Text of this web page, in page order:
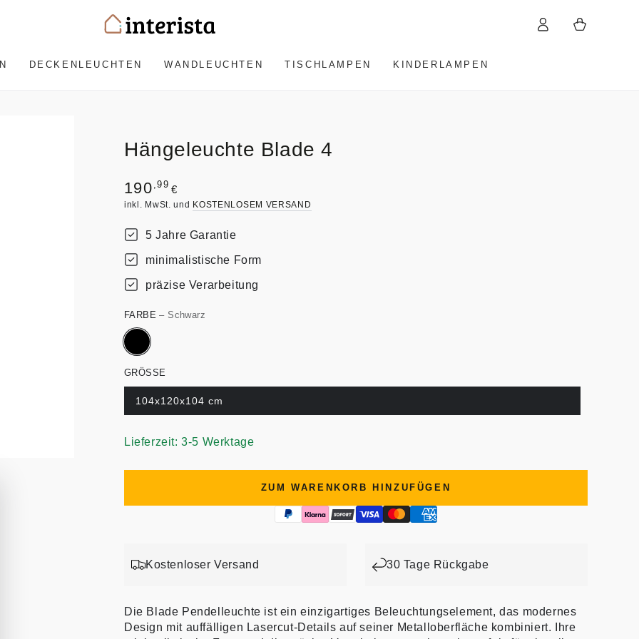
DECKENLEUCHTEN WANDLEUCHTEN TISCHLAMPEN KINDERLAMPEN
EinloggenWarenkorb
Hängeleuchte Blade 4
Regulärer
Preis
190 ,99 €
inkl. MwSt. und KOSTENLOSEM VERSAND
5 Jahre Garantie
minimalistische Form
präzise Verarbeitung
FARBE– Schwarz
GRÖSSE
104x120x104 cm
Lieferzeit: 3-5 Werktage
ZUM WARENKORB HINZUFÜGEN
Kostenloser Versand 30 Tage Rückgabe
Die Blade Pendelleuchte ist ein einzigartiges Beleuchtungselement, das modernes
Design mit auffälligen Lasercut-Details auf seiner Metalloberfläche kombiniert. Ihre